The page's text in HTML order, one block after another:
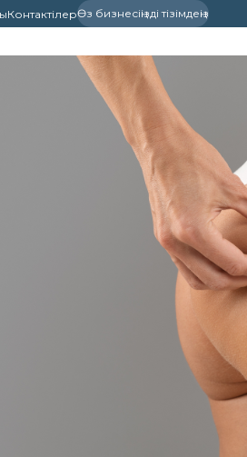
КонтактілерӨз бизнесіңізді тізімдеңіз